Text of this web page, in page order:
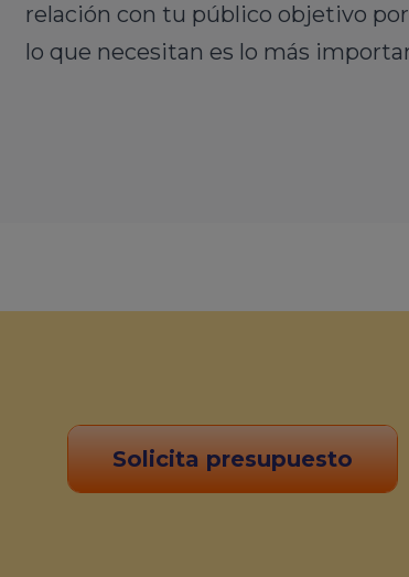
relación con tu público objetivo
lo que necesitan es lo más
Solicita presupuesto